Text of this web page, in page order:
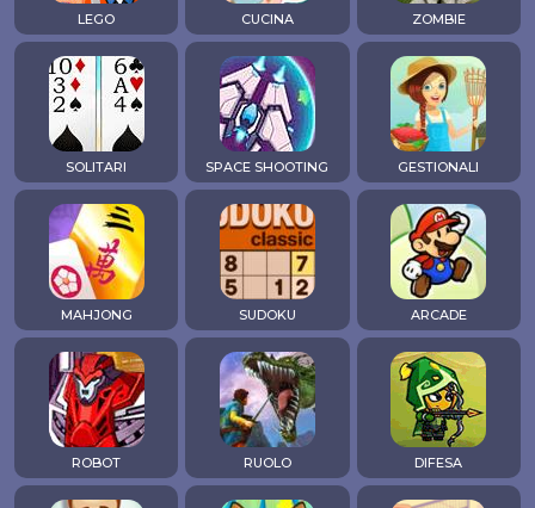
LEGO CUCINA ZOMBIE
SOLITARI SPACE SHOOTING GESTIONALI
MAHJONG SUDOKU ARCADE
ROBOT RUOLO DIFESA